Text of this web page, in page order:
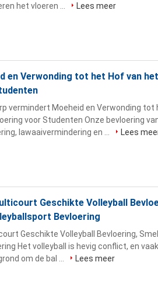
het vloeren ...
Lees meer
en Verwonding tot het Hof van
vermindert Moeheid en Verwonding tot
voor Studenten Onze bevloering
lawaaivermindering en ...
Lees
Geschikte Volleyball
Bevloering
Geschikte Volleyball Bevloering,
Het volleyball is hevig conflict, en
om de bal ...
Lees meer